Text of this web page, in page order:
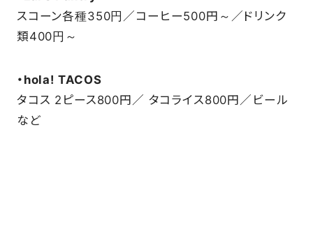
スコーン各種350円／コーヒー500円～／ドリンク
類400円～
・hola! TACOS
タコス 2ピース800円／ タコライス800円／ビール
など